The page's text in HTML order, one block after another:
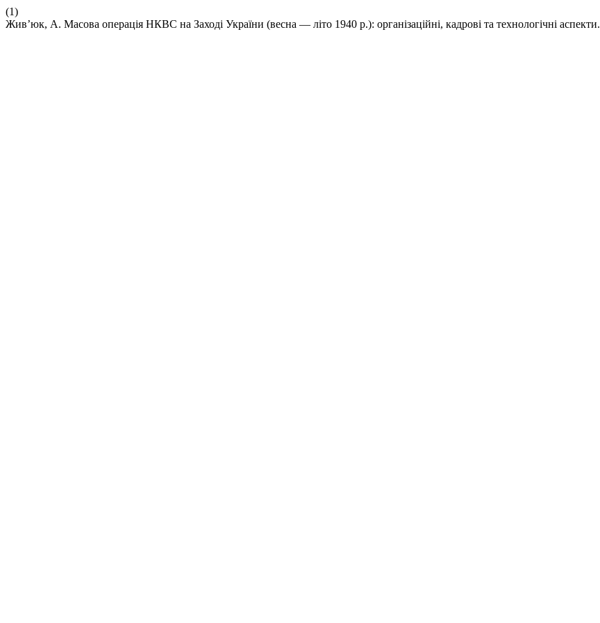
(1)
Жив’юк, А. Масова операція НКВС на Заході України (весна — літо 1940 р.): організаційні, кадрові та технологічні аспекти.